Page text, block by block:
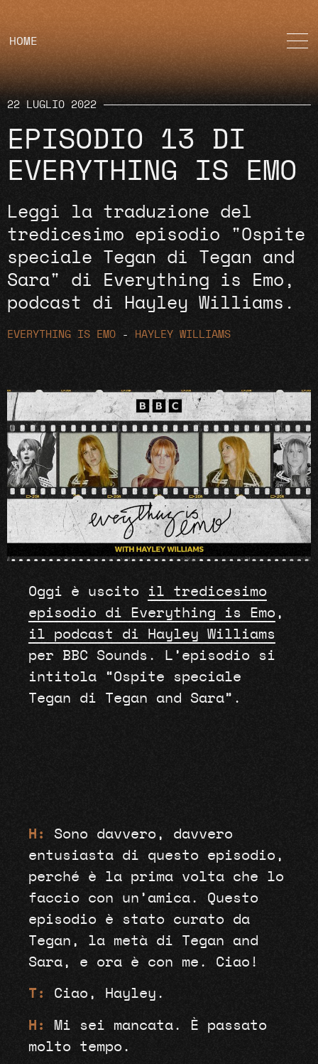
HOME
22 LUGLIO 2022
EPISODIO 13 DI
EVERYTHING IS EMO
Leggi la traduzione del
tredicesimo episodio "Ospite
speciale Tegan di Tegan and
Sara" di Everything is Emo,
podcast di Hayley Williams.
EVERYTHING IS EMO - HAYLEY WILLIAMS
Oggi è uscito
il tredicesimo
episodio di Everything is Emo ,
il podcast di Hayley Williams
per BBC Sounds. L’episodio si
intitola “Ospite speciale
Tegan di Tegan and Sara”.
H:
Sono davvero, davvero
entusiasta di questo episodio,
perché è la prima volta che lo
faccio con un’amica. Questo
episodio è stato curato da
Tegan, la metà di Tegan and
Sara, e ora è con me. Ciao!
T: Ciao, Hayley.
H:
Mi sei mancata. È passato
molto tempo.